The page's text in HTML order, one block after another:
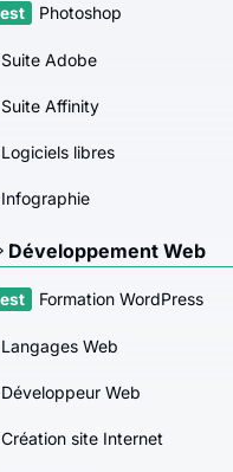
Photoshop
Adobe
Affinity
libres
Développement Web
Formation WordPress
Web
Web
site Internet